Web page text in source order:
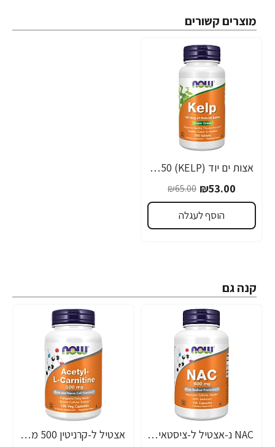
מוצרים קשורים
-18%
אצות ים יוד (KELP) 150 מק"ג - 200 טבליות - מבית NOW FOODS
₪53.00
₪65.00
הוסף לעגלה
קנה גם
-29%
NAC נ-אצטיל ל-ציסטאין בתוספת סלניום 100 כמוסות - מבית NOW FOODS
-22%
אצטיל ל-קרניטין 500 מ"ג - 100 כמוסות - מבית NOW FOODS